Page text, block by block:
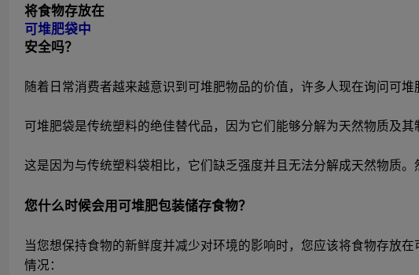
将食物存放在
可堆肥袋中
安全吗？
随着日常消费者越来越意识到可堆肥物品的价值，许多人现在询问可
可堆肥袋是传统塑料的绝佳替代品，因为它们能够分解为天然物质及
这是因为与传统塑料袋相比，它们缺乏强度并且无法分解成天然物质
您什么时候会用可堆肥包装储存食物？
当您想保持食物的新鲜度并减少对环境的影响时，您应该将食物存放
情况：